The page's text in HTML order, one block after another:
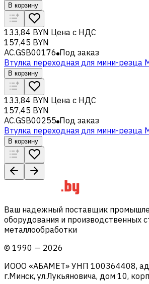
В корзину
133,84 BYN Цена с НДС
157,45 BYN
AC.GSB00176 Под заказ
Втулка переходная для мини-резца
В корзину
133,84 BYN Цена с НДС
157,45 BYN
AC.GSB00255 Под заказ
Втулка переходная для мини-резца
В корзину
Ваш надежный поставщик
оборудования и производственных
металлообработки
© 1990 — 2026
ИООО «АБАМЕТ» УНП 100364408,
г.Минск, ул.Лукьяновича, дом 10,